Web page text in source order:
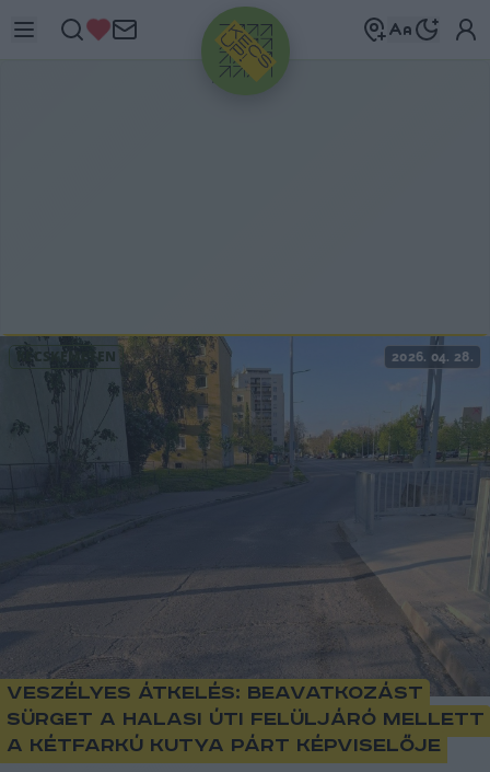
HIRDETÉS
KECSKEMÉTEN 2026. 04. 28.
Veszélyes átkelés: beavatkozást
sürget a Halasi úti felüljáró mellett
a Kétfarkú Kutya Párt képviselője